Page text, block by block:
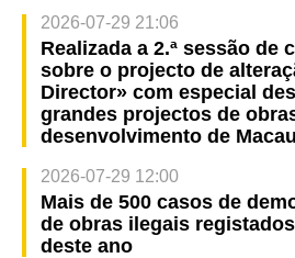
2026-07-29 21:06
Realizada a 2.ª sessão de
sobre o projecto de
Director» com especial
grandes projectos de
desenvolvimento de Macau
2026-07-29 12:00
Mais de 500 casos de
de obras ilegais
deste ano